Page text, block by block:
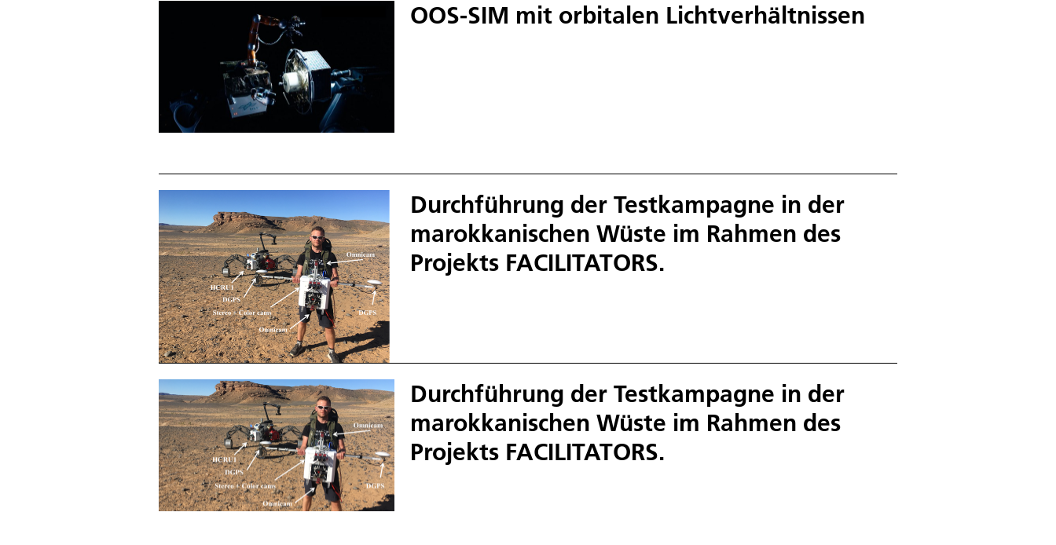
OOS-SIM mit orbitalen Lichtverhältnissen
Durchführung der Testkampagne in der
marokkanischen Wüste im Rahmen des
Projekts FACILITATORS.
Durchführung der Testkampagne in der
marokkanischen Wüste im Rahmen des
Projekts FACILITATORS.